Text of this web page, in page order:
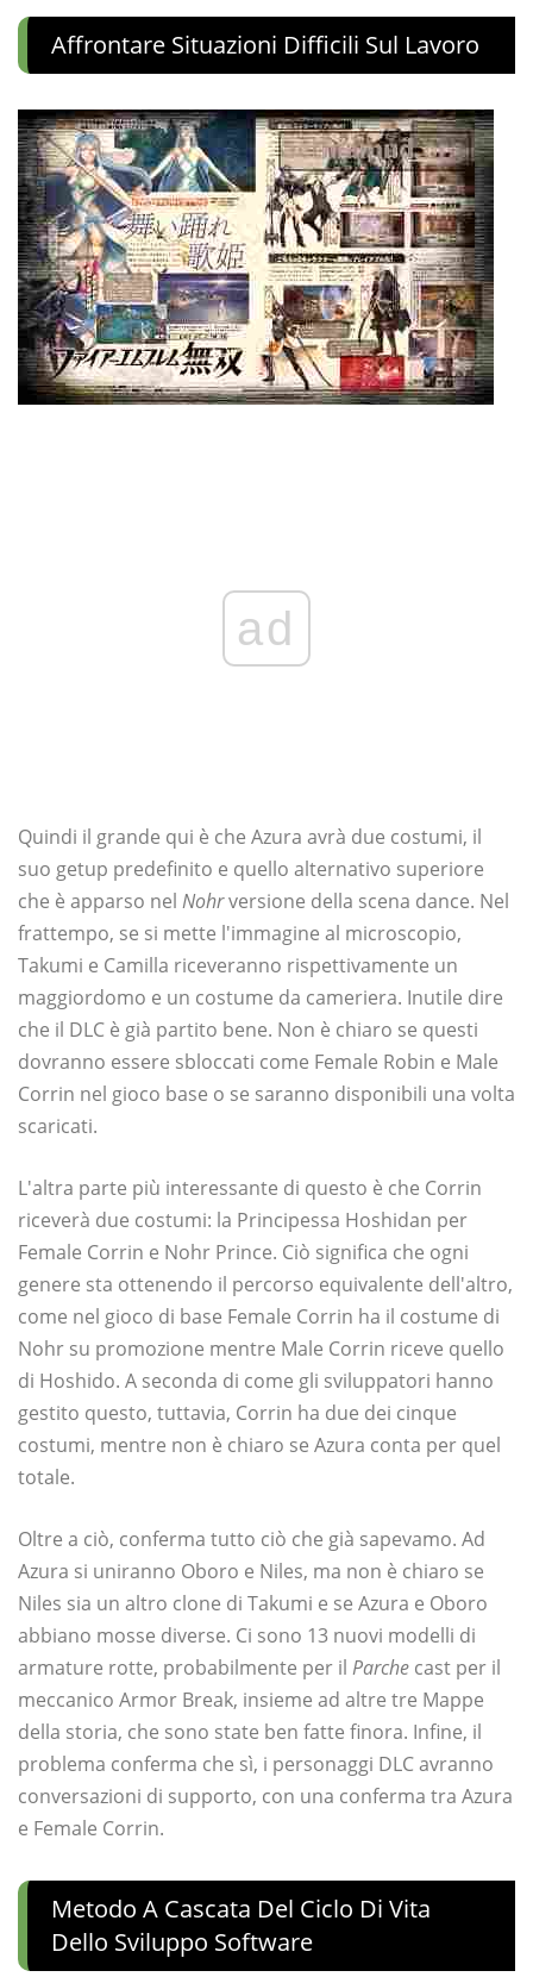
Affrontare Situazioni Difficili Sul Lavoro
ad
Quindi il grande qui è che Azura avrà due costumi, il
suo getup predefinito e quello alternativo superiore
che è apparso nel Nohrversione della scena dance. Nel
frattempo, se si mette l'immagine al microscopio,
Takumi e Camilla riceveranno rispettivamente un
maggiordomo e un costume da cameriera. Inutile dire
che il DLC è già partito bene. Non è chiaro se questi
dovranno essere sbloccati come Female Robin e Male
Corrin nel gioco base o se saranno disponibili una volta
scaricati.
L'altra parte più interessante di questo è che Corrin
riceverà due costumi: la Principessa Hoshidan per
Female Corrin e Nohr Prince. Ciò significa che ogni
genere sta ottenendo il percorso equivalente dell'altro,
come nel gioco di base Female Corrin ha il costume di
Nohr su promozione mentre Male Corrin riceve quello
di Hoshido. A seconda di come gli sviluppatori hanno
gestito questo, tuttavia, Corrin ha due dei cinque
costumi, mentre non è chiaro se Azura conta per quel
totale.
Oltre a ciò, conferma tutto ciò che già sapevamo. Ad
Azura si uniranno Oboro e Niles, ma non è chiaro se
Niles sia un altro clone di Takumi e se Azura e Oboro
abbiano mosse diverse. Ci sono 13 nuovi modelli di
armature rotte, probabilmente per il Parche cast per il
meccanico Armor Break, insieme ad altre tre Mappe
della storia, che sono state ben fatte finora. Infine, il
problema conferma che sì, i personaggi DLC avranno
conversazioni di supporto, con una conferma tra Azura
e Female Corrin.
Metodo A Cascata Del Ciclo Di Vita
Dello Sviluppo Software